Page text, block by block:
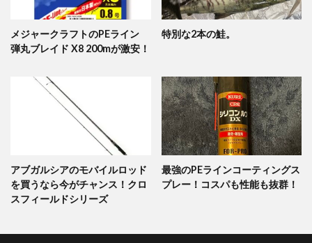
メジャークラフトのPEライン
弾丸ブレイド X8 200mが激安！
特別な2本の鮭。
アブガルシアのモバイルロッド
を買うなら今がチャンス！クロ
スフィールドシリーズ
最強のPEラインコーティングス
プレー！コスパも性能も抜群！